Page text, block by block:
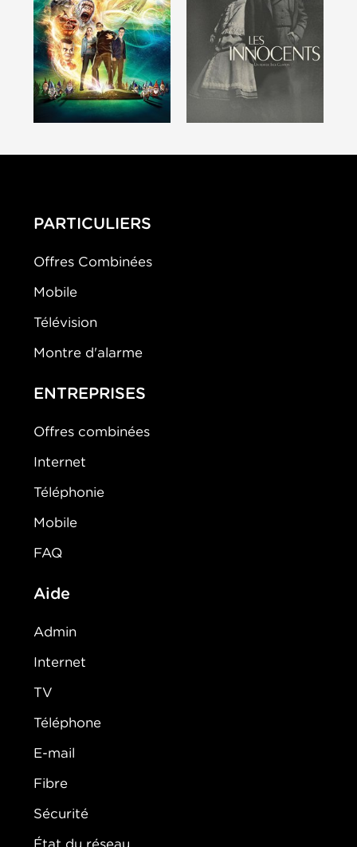
PARTICULIERS
Offres Combinées
Mobile
Télévision
Montre d'alarme
ENTREPRISES
Offres combinées
Internet
Téléphonie
Mobile
FAQ
Aide
Admin
Internet
TV
Téléphone
E-mail
Fibre
Sécurité
État du réseau